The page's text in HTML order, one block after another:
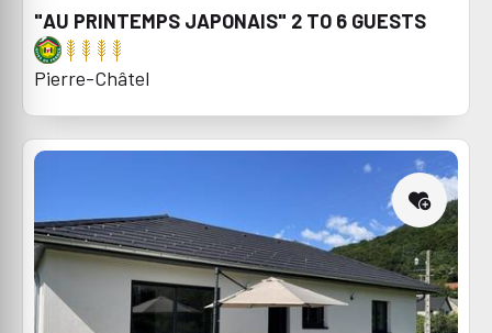
"AU PRINTEMPS JAPONAIS" 2 TO 6 GUESTS
Pierre-Châtel